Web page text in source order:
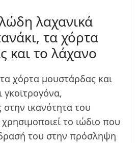
λαχανικά
τα χόρτα
και το λάχανο
χόρτα μουστάρδας και
γκοϊτρογόνα,
ικανότητα του
το ιώδιο που
του στην πρόσληψη